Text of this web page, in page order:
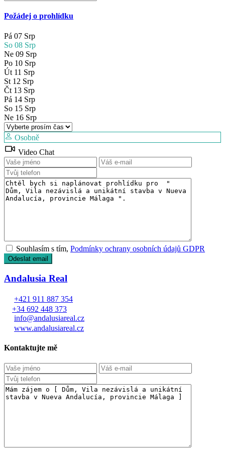
Požádej o prohlídku
Pá 07 Srp
So 08 Srp
Ne 09 Srp
Po 10 Srp
Út 11 Srp
St 12 Srp
Čt 13 Srp
Pá 14 Srp
So 15 Srp
Ne 16 Srp
Osobně
Video Chat
Souhlasím s tím,Podmínky ochrany osobních údajů GDPR
Andalusia Real
+421 911 887 354
+34 692 448 373
info@andalusiareal.cz
www.andalusiareal.cz
Kontaktujte mě